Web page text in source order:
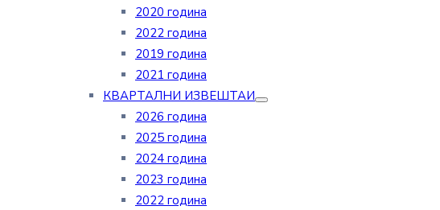
2020 година
2022 година
2019 година
2021 година
КВАРТАЛНИ ИЗВЕШТАИ
2026 година
2025 година
2024 година
2023 година
2022 година